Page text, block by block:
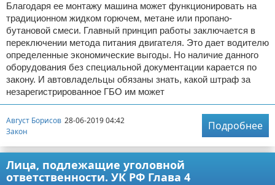
Благодаря ее монтажу машина может функционировать на
традиционном жидком горючем, метане или пропано-
бутановой смеси. Главный принцип работы заключается в
переключении метода питания двигателя. Это дает водителю
определенные экономические выгоды. Но наличие данного
оборудования без специальной документации карается по
закону. И автовладельцы обязаны знать, какой штраф за
незарегистрированное ГБО им может
Август Борисов 28-06-2019 04:42
Закон
Подробнее
Лица, подлежащие уголовной
ответственности. УК РФ Глава 4